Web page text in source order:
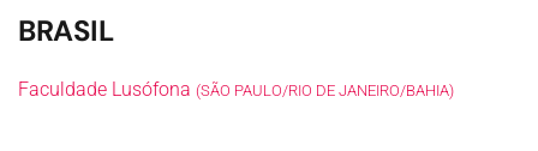
BRASIL
Faculdade Lusófona (SÃO PAULO/RIO DE JANEIRO/BAHIA)